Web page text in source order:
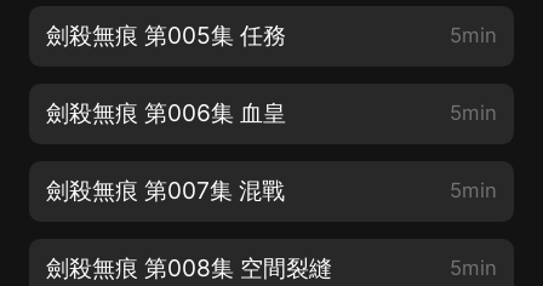
劍殺無痕 第005集 任務 5min
劍殺無痕 第006集 血皇 5min
劍殺無痕 第007集 混戰 5min
劍殺無痕 第008集 空間裂縫 5min